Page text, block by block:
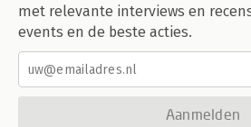
met relevante interviews en
events en de beste acties.
Aanmelden